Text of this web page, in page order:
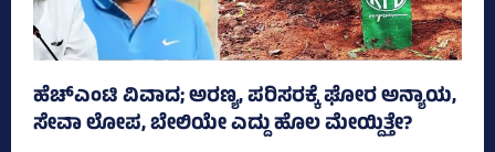
ಹೆಚ್‌ಎಂಟಿ ವಿವಾದ; ಅರಣ್ಯ, ಪರಿಸರಕ್ಕೆ ಘೋರ ಅನ್ಯಾಯ,
ಸೇವಾ ಲೋಪ, ಬೇಲಿಯೇ ಎದ್ದು ಹೊಲ ಮೇಯ್ದಿತ್ತೇ?